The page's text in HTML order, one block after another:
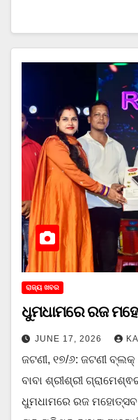
ରାଜ୍ୟ ଖବର
ଧୁମଧାମରେ ରଜ
JUNE 17, 2026
ଜଟଣୀ, ୧୭/୬: ଜଟଣୀ
ବାବା ଶ୍ରୀଶ୍ରୀ
ଧୁମଧାମରେ ରଜ